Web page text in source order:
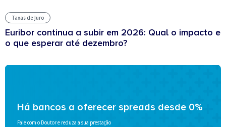
Taxas de Juro
Euribor continua a subir em 2026: Qual o impacto e
o que esperar até dezembro?
Há bancos a oferecer spreads desde 0%
Fale com o Doutor e reduza a sua prestação